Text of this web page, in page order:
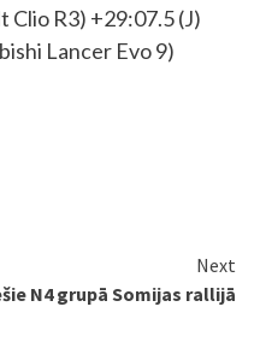
Clio R3) +29:07.5 (J)
Lancer Evo 9)
Next
N4 grupā Somijas rallijā